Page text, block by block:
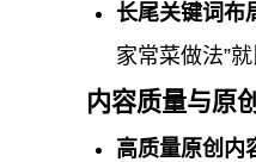
长尾关键词布
家常菜做法”
内容质量与原
高质量原创内